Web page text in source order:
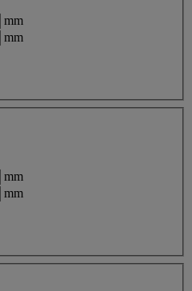
mm
mm
mm
mm